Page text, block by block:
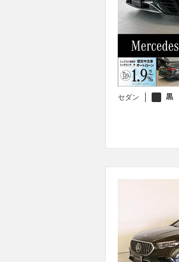
セダン 黒